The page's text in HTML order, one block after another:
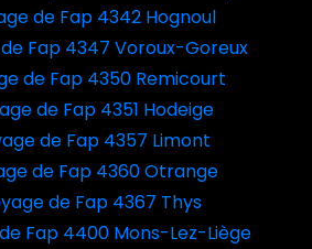
de Fap 4342 Hognoul
Fap 4347 Voroux-Goreux
de Fap 4350 Remicourt
de Fap 4351 Hodeige
de Fap 4357 Limont
de Fap 4360 Otrange
de Fap 4367 Thys
Fap 4400 Mons-Lez-Liège